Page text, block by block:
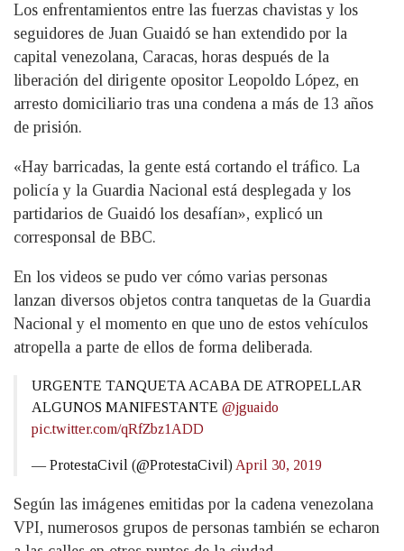
Los enfrentamientos entre las fuerzas chavistas y los
seguidores de Juan Guaidó se han extendido por la
capital venezolana, Caracas, horas después de la
liberación del dirigente opositor Leopoldo López, en
arresto domiciliario tras una condena a más de 13 años
de prisión.
«Hay barricadas, la gente está cortando el tráfico. La
policía y la Guardia Nacional está desplegada y los
partidarios de Guaidó los desafían», explicó un
corresponsal de BBC.
En los videos se pudo ver cómo varias personas
lanzan diversos objetos contra tanquetas de la Guardia
Nacional y el momento en que uno de estos vehículos
atropella a parte de ellos de forma deliberada.
URGENTE TANQUETA ACABA DE ATROPELLAR
ALGUNOS MANIFESTANTE @jguaido
pic.twitter.com/qRfZbz1ADD
— ProtestaCivil (@ProtestaCivil) April 30, 2019
Según las imágenes emitidas por la cadena venezolana
VPI, numerosos grupos de personas también se echaron